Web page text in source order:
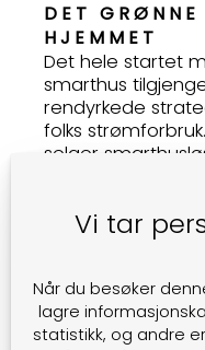
DET
HJEMMET
Det hele startet
smarthus
rendyrkede
folks
selger
kontroll på
installert, spares
individuelle
husholdningenes
Vi tar
Når du besøker
lagre
statistikk, og andre